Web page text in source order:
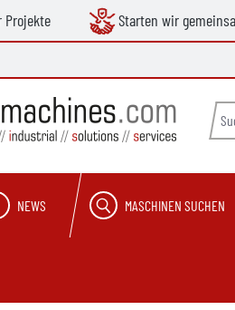
Projekte Starten wir
NEWS MASCHINEN SUCHEN